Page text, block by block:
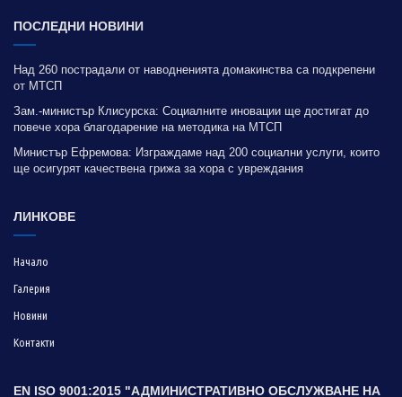
ПОСЛЕДНИ НОВИНИ
Над 260 пострадали от наводненията домакинства са подкрепени
от МТСП
Зам.-министър Клисурска: Социалните иновации ще достигат до
повече хора благодарение на методика на МТСП
Министър Ефремова: Изграждаме над 200 социални услуги, които
ще осигурят качествена грижа за хора с увреждания
ЛИНКОВЕ
Начало
Галерия
Новини
Контакти
EN ISO 9001:2015 "АДМИНИСТРАТИВНО ОБСЛУЖВАНЕ НА